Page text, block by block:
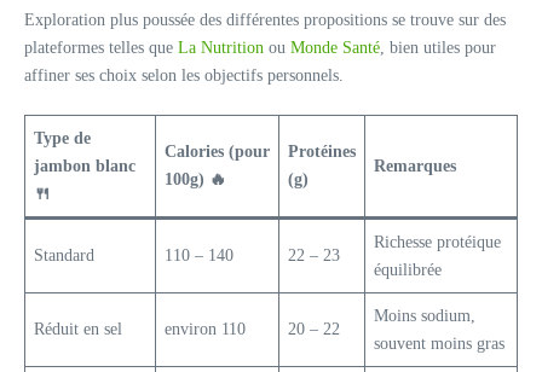
Exploration plus poussée des différentes propositions se trouve sur des
plateformes telles que La Nutrition ou Monde Santé , bien utiles pour
affiner ses choix selon les objectifs personnels.
Type de
jambon blanc
🍴
Calories (pour
100g) 🔥
Protéines
(g)
Remarques
Standard 110 – 140 22 – 23
Richesse protéique
équilibrée
Réduit en sel environ 110 20 – 22
Moins sodium,
souvent moins gras